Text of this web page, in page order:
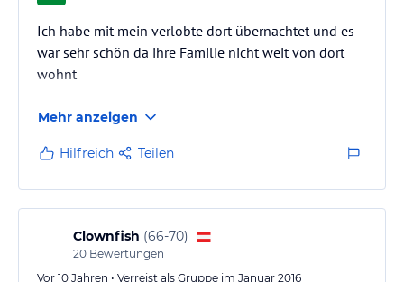
Ich habe mit mein verlobte dort übernachtet und es
war sehr schön da ihre Familie nicht weit von dort
wohnt
Mehr anzeigen
Hilfreich Teilen
Clownfish (66-70)
20 Bewertungen
Vor 10 Jahren • Verreist als Gruppe im Januar 2016